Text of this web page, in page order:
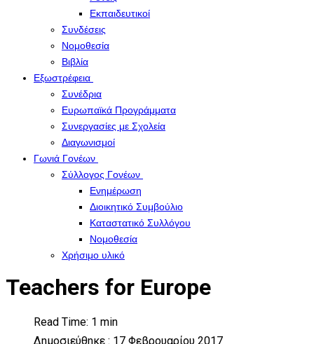
Εκπαιδευτικοί
Συνδέσεις
Νομοθεσία
Βιβλία
Εξωστρέφεια
Συνέδρια
Ευρωπαϊκά Προγράμματα
Συνεργασίες με Σχολεία
Διαγωνισμοί
Γωνιά Γονέων
Σύλλογος Γονέων
Ενημέρωση
Διοικητικό Συμβούλιο
Καταστατικό Συλλόγου
Νομοθεσία
Χρήσιμο υλικό
Teachers for Europe
Read Time: 1 min
Δημοσιεύθηκε : 17 Φεβρουαρίου 2017